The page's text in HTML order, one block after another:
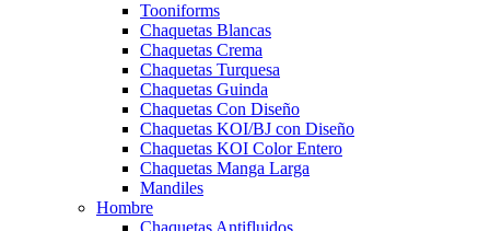
Tooniforms
Chaquetas Blancas
Chaquetas Crema
Chaquetas Turquesa
Chaquetas Guinda
Chaquetas Con Diseño
Chaquetas KOI/BJ con Diseño
Chaquetas KOI Color Entero
Chaquetas Manga Larga
Mandiles
Hombre
Chaquetas Antifluidos